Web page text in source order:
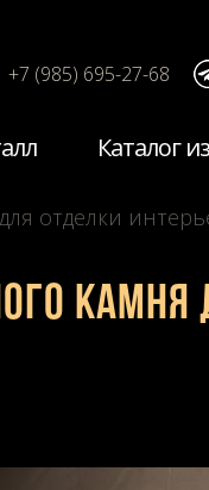
+7 (985) 695-27-68
Каталог
отделки
камня